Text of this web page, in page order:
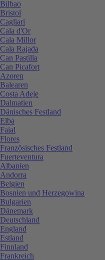
Bilbao
Bristol
Cagliari
Cala d'Or
Cala Millor
Cala Rajada
Can Pastilla
Can Picafort
Azoren
Balearen
Costa Adeje
Dalmatien
Dänisches Festland
Elba
Faial
Flores
Französisches Festland
Fuerteventura
Albanien
Andorra
Belgien
Bosnien und Herzegowina
Bulgarien
Dänemark
Deutschland
England
Estland
Finnland
Frankreich